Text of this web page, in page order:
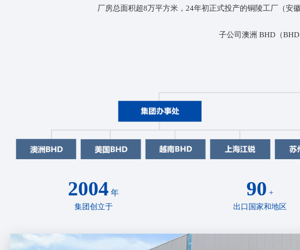
厂房总面积超8万平方米，24年初正式投产的铜陵工厂（安
子公司澳洲 BHD（
2004 年
集团创立于
90 +
出口国家和地区